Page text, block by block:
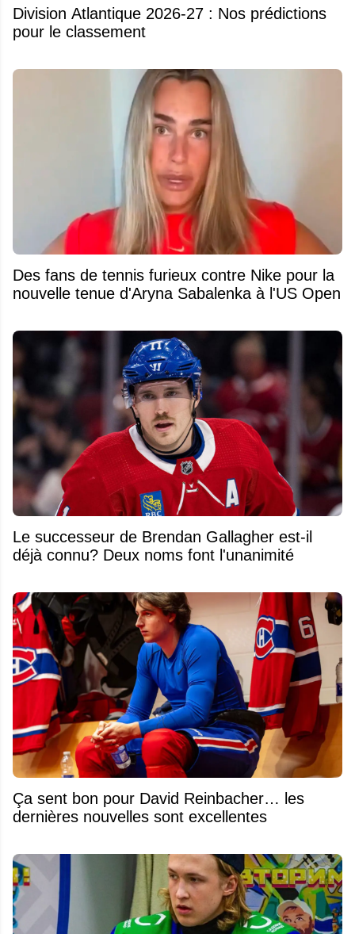
Division Atlantique 2026-27 : Nos prédictions
pour le classement
Des fans de tennis furieux contre Nike pour la
nouvelle tenue d'Aryna Sabalenka à l'US Open
Le successeur de Brendan Gallagher est-il
déjà connu? Deux noms font l'unanimité
Ça sent bon pour David Reinbacher… les
dernières nouvelles sont excellentes